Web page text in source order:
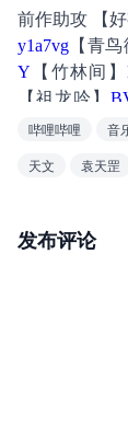
前作助攻 【好
y1a7vg 【青鸟
Y 【竹林间】
【祖龙吟】
凰】
怀】
哔哩哔哩 音
天文 袁天罡
发布评论